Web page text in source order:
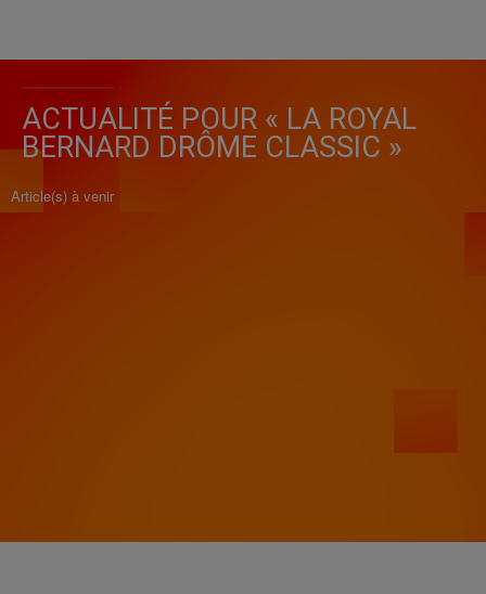
ACTUALITÉ POUR « LA ROYAL
BERNARD DRÔME CLASSIC »
Article(s) à venir